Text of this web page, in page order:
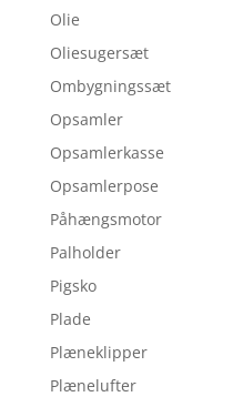
Olie
Oliesugersæt
Ombygningssæt
Opsamler
Opsamlerkasse
Opsamlerpose
Påhængsmotor
Palholder
Pigsko
Plade
Plæneklipper
Plænelufter